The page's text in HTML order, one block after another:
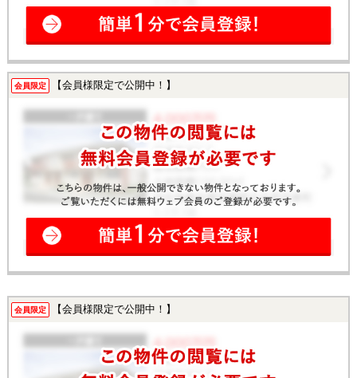
会員限定 【会員様限定で公開中！】
会員限定 【会員様限定で公開中！】